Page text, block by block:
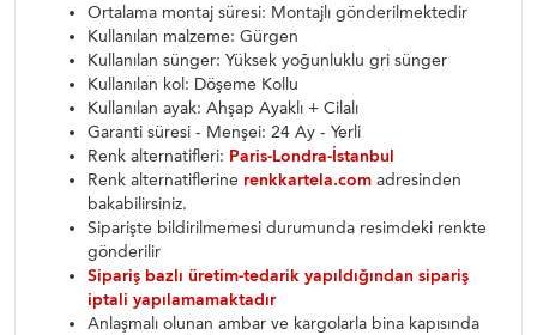
Ortalama montaj süresi: Montajlı gönderilmektedir
Kullanılan malzeme: Gürgen
Kullanılan sünger: Yüksek yoğunluklu gri sünger
Kullanılan kol: Döşeme Kollu
Kullanılan ayak: Ahşap Ayaklı + Cilalı
Garanti süresi - Menşei: 24 Ay - Yerli
Renk alternatifleri: Paris-Londra-İstanbul
Renk alternatiflerine renkkartela.com adresinden
bakabilirsiniz.
Siparişte bildirilmemesi durumunda resimdeki renkte
gönderilir
Sipariş bazlı üretim-tedarik yapıldığından sipariş
iptali yapılamamaktadır
Anlaşmalı olunan ambar ve kargolarla bina kapısında